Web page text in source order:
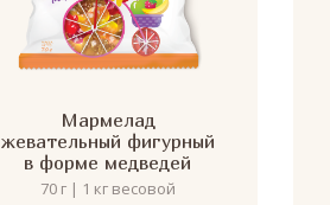
Мармелад
жевательный фигурный
в форме медведей
70 г | 1 кг весовой